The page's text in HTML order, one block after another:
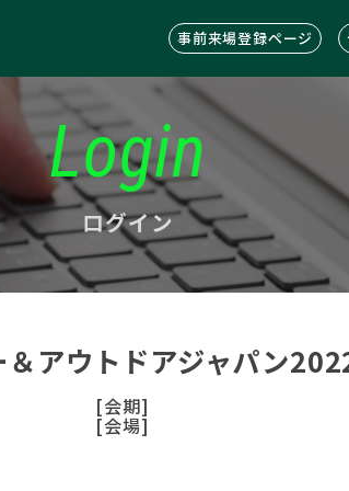
事前来場登録ページ
Login
ログイン
＆アウトドアジャパン
[会期]
[会場]